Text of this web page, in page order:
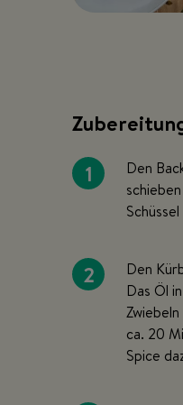
1
Den
2
Den
Das Öl
ca. 20
Spice